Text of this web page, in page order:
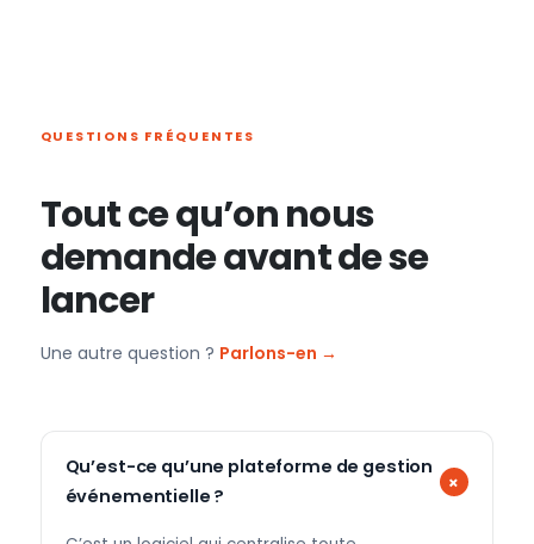
QUESTIONS FRÉQUENTES
Tout ce qu’on nous
demande avant de se
lancer
Une autre question ? Parlons-en →
Qu’est-ce qu’une plateforme de gestion
événementielle ?